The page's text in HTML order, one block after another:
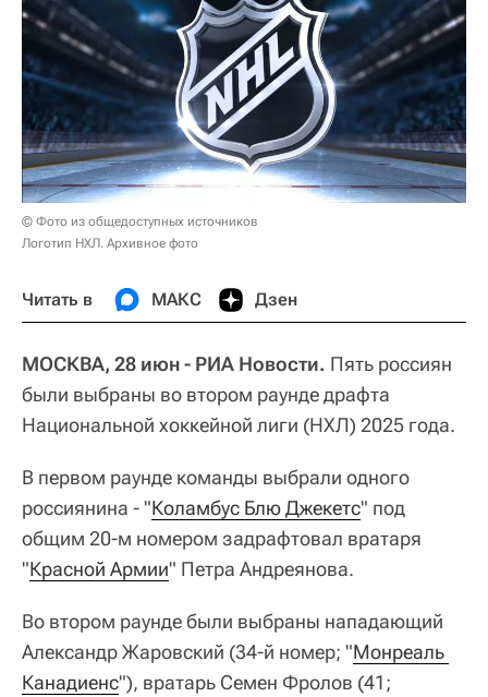
© Фото из общедоступных источников
Логотип НХЛ. Архивное фото
Читать в МАКС Дзен
МОСКВА, 28 июн - РИА Новости. Пять россиян
были выбраны во втором раунде драфта
Национальной хоккейной лиги (НХЛ) 2025 года.
В первом раунде команды выбрали одного
россиянина - "Коламбус Блю Джекетс" под
общим 20-м номером задрафтовал вратаря
"Красной Армии" Петра Андреянова.
Во втором раунде были выбраны нападающий
Александр Жаровский (34-й номер; "Монреаль
Канадиенс"), вратарь Семен Фролов (41;